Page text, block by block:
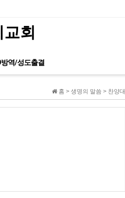
회
역/성도출결
홈 > 생명의 말씀 > 찬양대